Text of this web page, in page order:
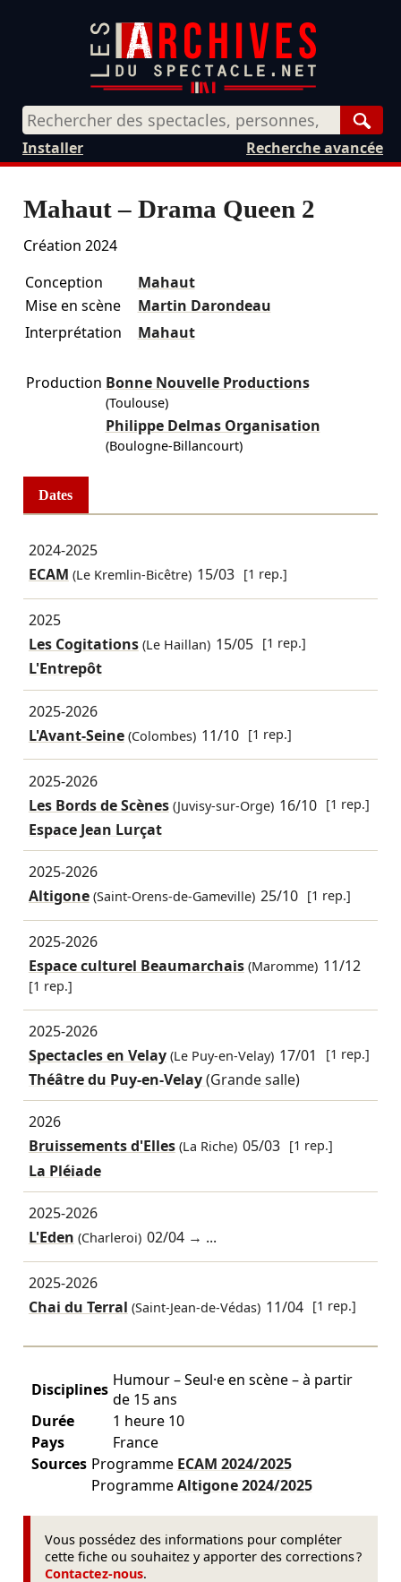
Recherche avancée
Installer
Mahaut – Drama Queen 2
Création 2024
Conception
Mahaut
Mise en scène
Martin Darondeau
Interprétation
Mahaut
Production Bonne Nouvelle Productions
(Toulouse)
Philippe Delmas Organisation
(Boulogne-Billancourt)
Dates
2024-2025
ECAM (Le Kremlin-Bicêtre) 15/03 [1 rep.]
2025
Les Cogitations(Le Haillan) 15/05 [1 rep.]
L'Entrepôt
2025-2026
L'Avant-Seine(Colombes) 11/10 [1 rep.]
2025-2026
Les Bords de Scènes(Juvisy-sur-Orge) 16/10 [1 rep.]
Espace Jean Lurçat
2025-2026
Altigone(Saint-Orens-de-Gameville) 25/10 [1 rep.]
2025-2026
Espace culturel Beaumarchais(Maromme) 11/12
[1 rep.]
2025-2026
Spectacles en Velay(Le Puy-en-Velay) 17/01 [1 rep.]
Théâtre du Puy-en-Velay(Grande salle)
2026
Bruissements d'Elles(La Riche) 05/03 [1 rep.]
La Pléiade
2025-2026
L'Eden (Charleroi) 02/04 → ...
2025-2026
Chai du Terral (Saint-Jean-de-Védas) 11/04 [1 rep.]
Disciplines Humour – Seul·e en scène – à partir
de 15 ans
Durée
1 heure 10
Pays
France
Sources Programme ECAM 2024/2025
ProgrammeAltigone2024/2025
Vous possédez des informations pour compléter
cette fiche ou souhaitez y apporter des corrections ?
Contactez-nous.